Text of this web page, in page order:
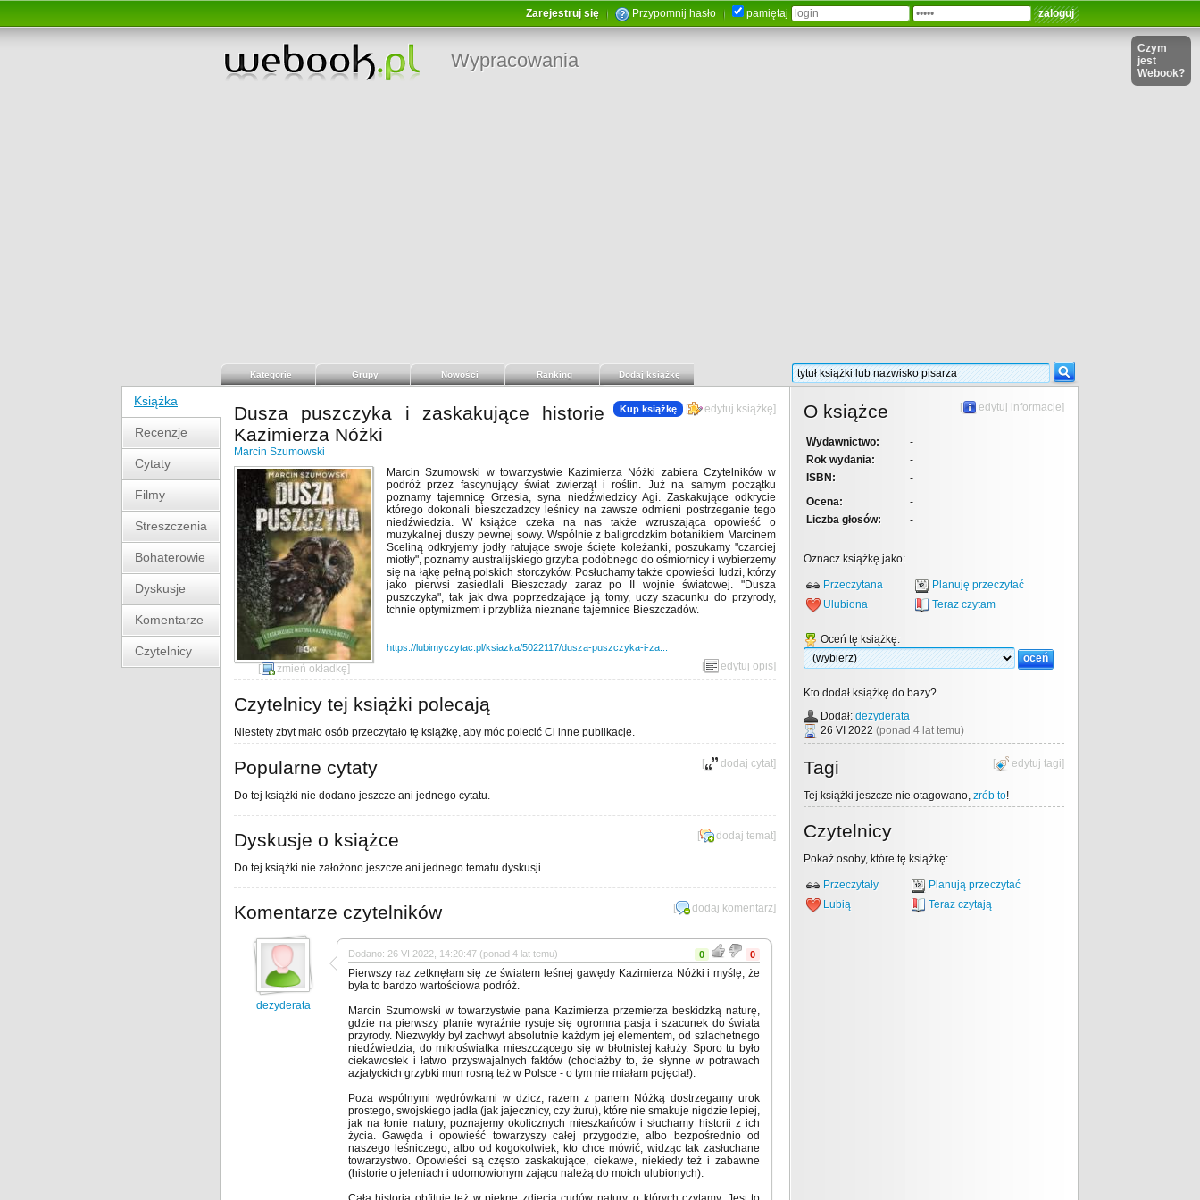
Zarejestruj się Przypomnij hasło pamiętaj
Wypracowania
Czym
jest
Webook?
Kategorie Grupy Nowości Ranking Dodaj książkę
Książka
Recenzje
Cytaty
Filmy
Streszczenia
Bohaterowie
Dyskusje
Komentarze
Czytelnicy
Kup książkę [ edytuj książkę]
Dusza puszczyka i zaskakujące historie
Kazimierza Nóżki
Marcin Szumowski
[ zmień okładkę]
Marcin Szumowski w towarzystwie Kazimierza Nóżki zabiera Czytelników w
podróż przez fascynujący świat zwierząt i roślin. Już na samym początku
poznamy tajemnicę Grzesia, syna niedźwiedzicy Agi. Zaskakujące odkrycie
którego dokonali bieszczadzcy leśnicy na zawsze odmieni postrzeganie tego
niedźwiedzia. W książce czeka na nas także wzruszająca opowieść o
muzykalnej duszy pewnej sowy. Wspólnie z baligrodzkim botanikiem Marcinem
Sceliną odkryjemy jodły ratujące swoje ścięte koleżanki, poszukamy "czarciej
miotły", poznamy australijskiego grzyba podobnego do ośmiornicy i wybierzemy
się na łąkę pełną polskich storczyków. Posłuchamy także opowieści ludzi, którzy
jako pierwsi zasiedlali Bieszczady zaraz po II wojnie światowej. "Dusza
puszczyka", tak jak dwa poprzedzające ją tomy, uczy szacunku do przyrody,
tchnie optymizmem i przybliża nieznane tajemnice Bieszczadów.
https://lubimyczytac.pl/ksiazka/5022117/dusza-puszczyka-i-za...
[ edytuj opis]
Czytelnicy tej książki polecają
Niestety zbyt mało osób przeczytało tę książkę, aby móc polecić Ci inne publikacje.
[ dodaj cytat]
Popularne cytaty
Do tej książki nie dodano jeszcze ani jednego cytatu.
[ dodaj temat]
Dyskusje o książce
Do tej książki nie założono jeszcze ani jednego tematu dyskusji.
[ dodaj komentarz]
Komentarze czytelników
dezyderata
Dodano: 26 VI 2022, 14:20:47 (ponad 4 lat temu) 0 0
Pierwszy raz zetknęłam się ze światem leśnej gawędy Kazimierza Nóżki i myślę, że
była to bardzo wartościowa podróż.
Marcin Szumowski w towarzystwie pana Kazimierza przemierza beskidzką naturę,
gdzie na pierwszy planie wyraźnie rysuje się ogromna pasja i szacunek do świata
przyrody. Niezwykły był zachwyt absolutnie każdym jej elementem, od szlachetnego
niedźwiedzia, do mikroświatka mieszczącego się w błotnistej kałuży. Sporo tu było
ciekawostek i łatwo przyswajalnych faktów (chociażby to, że słynne w potrawach
azjatyckich grzybki mun rosną też w Polsce - o tym nie miałam pojęcia!).
Poza wspólnymi wędrówkami w dzicz, razem z panem Nóżką dostrzegamy urok
prostego, swojskiego jadła (jak jajecznicy, czy żuru), które nie smakuje nigdzie lepiej,
jak na łonie natury, poznajemy okolicznych mieszkańców i słuchamy historii z ich
życia. Gawęda i opowieść towarzyszy całej przygodzie, albo bezpośrednio od
naszego leśniczego, albo od kogokolwiek, kto chce mówić, widząc tak zasłuchane
towarzystwo. Opowieści są często zaskakujące, ciekawe, niekiedy też i zabawne
(historie o jeleniach i udomowionym zającu należą do moich ulubionych).
[ edytuj informacje]
O książce
Wydawnictwo:
-
Rok wydania:
-
ISBN:
-
Ocena:
-
Liczba głosów:
-
Oznacz książkę jako:
Przeczytana
Planuję przeczytać
Ulubiona
Teraz czytam
Oceń tę książkę:
Kto dodał książkę do bazy?
Dodał: dezyderata
26 VI 2022 (ponad 4 lat temu)
[ edytuj tagi]
Tagi
Tej książki jeszcze nie otagowano, zrób to!
Czytelnicy
Pokaż osoby, które tę książkę:
Przeczytały
Planują przeczytać
Lubią
Teraz czytają